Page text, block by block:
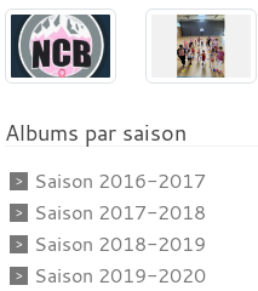
Albums par saison
Saison 2016-2017
Saison 2017-2018
Saison 2018-2019
Saison 2019-2020